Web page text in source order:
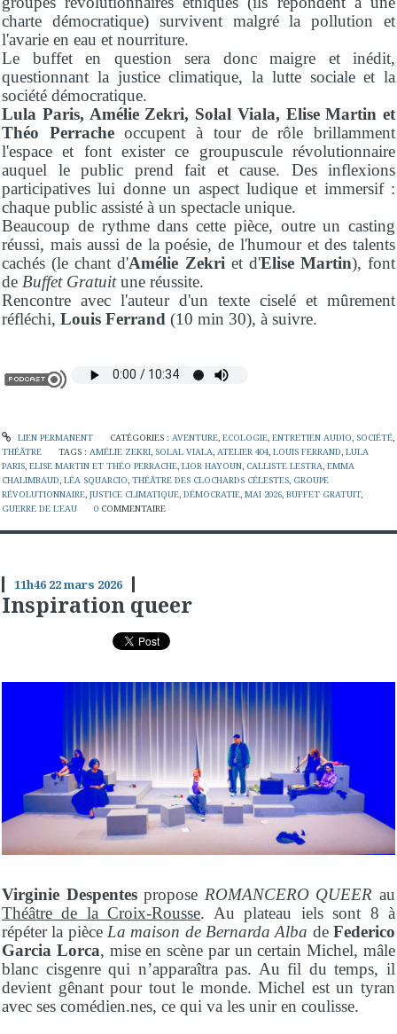
charte démocratique) survivent malgré la pollution et
l'avarie en eau et nourriture.
Le buffet en question sera donc maigre et inédit,
questionnant la justice climatique, la lutte sociale et la
société démocratique.
Lula Paris, Amélie Zekri, Solal Viala, Elise Martin et
Théo Perracheoccupent à tour de rôle brillamment
l'espace et font exister ce groupuscule révolutionnaire
auquel le public prend fait et cause. Des inflexions
participatives lui donne un aspect ludique et immersif :
chaque public assisté à un spectacle unique.
Beaucoup de rythme dans cette pièce, outre un casting
réussi, mais aussi de la poésie, de l'humour et des talents
cachés (le chant d'Amélie Zekri et d'Elise Martin), font
de Buffet Gratuitune réussite.
Rencontre avec l'auteur d'un texte ciselé et mûrement
réfléchi, Louis Ferrand (10 min 30), à suivre.
LIEN PERMANENT CATÉGORIES : AVENTURE, ECOLOGIE, ENTRETIEN AUDIO, SOCIÉTÉ,
THÉÂTRE
TAGS :AMÉLIE ZEKRI, SOLAL VIALA,ATELIER 404,LOUIS FERRAND,LULA
PARIS, ELISE MARTIN ET THÉO PERRACHE, LIOR HAYOUN, CALLISTE LESTRA, EMMA
CHALIMBAUD, LÉA SQUARCIO, THÉÂTRE DES CLOCHARDS CÉLESTES, GROUPE
RÉVOLUTIONNAIRE, JUSTICE CLIMATIQUE, DÉMOCRATIE, MAI 2026, BUFFET GRATUIT,
GUERRE DE L'EAU
0 COMMENTAIRE
11h46 22mars 2026
Inspiration queer
Virginie Despentespropose ROMANCERO QUEER au
Théâtre de la Croix-Rousse. Au plateau iels sont 8 à
répéter la pièce La maison de Bernarda Alba deFederico
Garcia Lorca, mise en scène par un certain Michel, mâle
blanc cisgenre qui n’apparaîtra pas. Au fil du temps, il
devient gênant pour tout le monde. Michel est un tyran
avec ses comédien.nes, ce qui va les unir en coulisse.